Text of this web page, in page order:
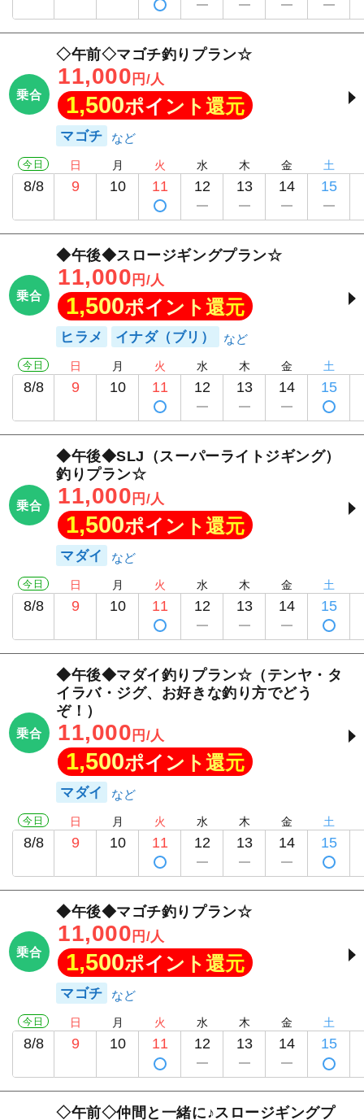
乗合
◇午前◇マゴチ釣りプラン☆
11,000 円/人
1,500ポイント還元
マゴチ
今日
8/8
日
9
月
10
火
11
水
12
木
13
金
14
土
15
乗合
◆午後◆スロージギングプラン☆
11,000 円/人
1,500ポイント還元
ヒラメ イナダ（ブリ）
今日
8/8
日
9
月
10
火
11
水
12
木
13
金
14
土
15
乗合
◆午後◆SLJ（スーパーライトジギング）
釣りプラン☆
11,000 円/人
1,500ポイント還元
マダイ
今日
8/8
日
9
月
10
火
11
水
12
木
13
金
14
土
15
乗合
◆午後◆マダイ釣りプラン☆（テンヤ・タ
イラバ・ジグ、お好きな釣り方でどう
ぞ！）
11,000 円/人
1,500ポイント還元
マダイ
今日
8/8
日
9
月
10
火
11
水
12
木
13
金
14
土
15
乗合
◆午後◆マゴチ釣りプラン☆
11,000 円/人
1,500ポイント還元
マゴチ
今日
8/8
日
9
月
10
火
11
水
12
木
13
金
14
土
15
◇午前◇仲間と一緒に♪スロージギングプ